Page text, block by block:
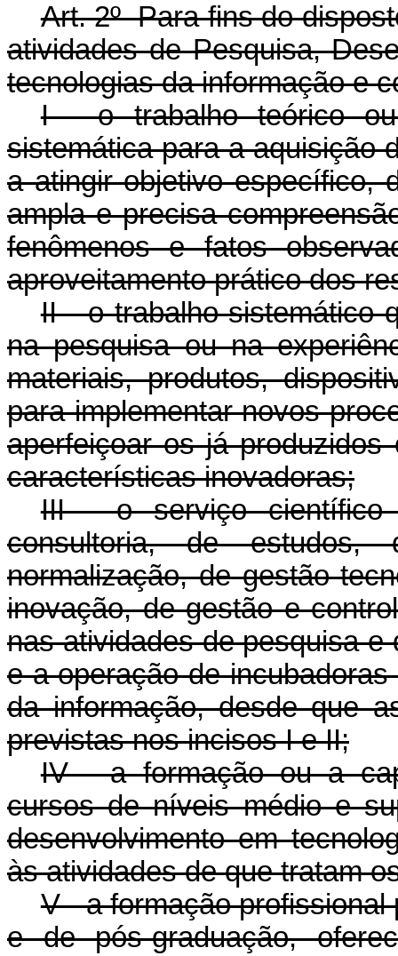
Art. 2º Para fins do
atividades de Pesquisa,
tecnologias da informação e
I - o trabalho teórico ou
sistemática para a aquisição
a atingir objetivo específico,
ampla e precisa
fenômenos e fatos
aproveitamento prático dos
II - o trabalho sistemático
na pesquisa ou na
materiais, produtos,
para implementar novos
aperfeiçoar os já produzidos
características inovadoras;
III - o serviço científico
consultoria, de
normalização, de gestão
inovação, de gestão e
nas atividades de pesquisa e
e a operação de
da informação, desde que
previstas nos incisos I e II;
IV - a formação ou a
cursos de níveis médio e
desenvolvimento em
às atividades de que tratam
V - a formação
e de pós-graduação,